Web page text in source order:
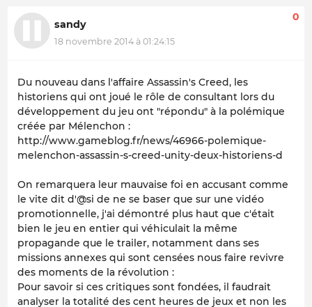
sandy
18 novembre 2014 à 01:24:15
0
Du nouveau dans l'affaire Assassin's Creed, les
historiens qui ont joué le rôle de consultant lors du
développement du jeu ont "répondu" à la polémique
créée par Mélenchon :
http://www.gameblog.fr/news/46966-polemique-
melenchon-assassin-s-creed-unity-deux-historiens-d
On remarquera leur mauvaise foi en accusant comme
le vite dit d'@si de ne se baser que sur une vidéo
promotionnelle, j'ai démontré plus haut que c'était
bien le jeu en entier qui véhiculait la même
propagande que le trailer, notamment dans ses
missions annexes qui sont censées nous faire revivre
des moments de la révolution :
Pour savoir si ces critiques sont fondées, il faudrait
analyser la totalité des cent heures de jeux et non les